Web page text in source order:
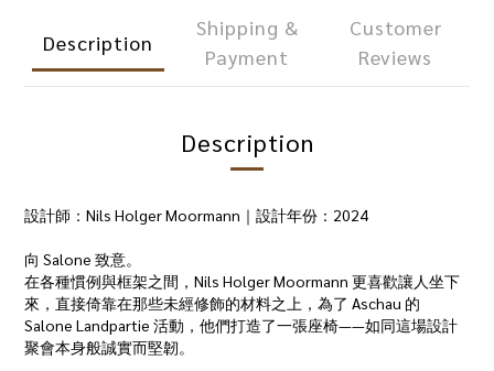
Description
Shipping &
Payment
Customer
Reviews
Description
設計師：Nils Holger Moormann｜設計年份：2024
向 Salone 致意。
在各種慣例與框架之間，Nils Holger Moormann 更喜歡讓人坐下
來，直接倚靠在那些未經修飾的材料之上，為了 Aschau 的
Salone Landpartie 活動，他們打造了一張座椅——如同這場設計
聚會本身般誠實而堅韌。